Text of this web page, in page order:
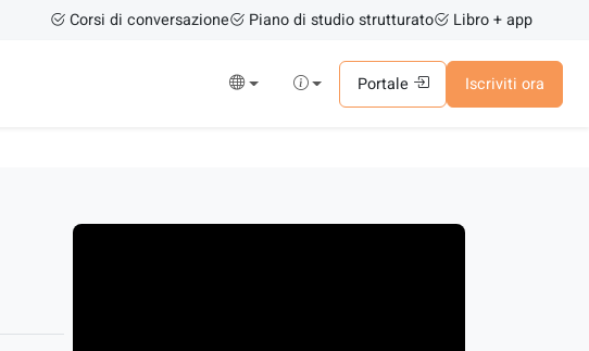
Corsi di conversazione Piano di studio strutturato Libro + app
Portale Iscriviti ora